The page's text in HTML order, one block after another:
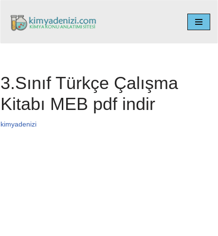
İçeriğe
3.Sınıf Türkçe Çalışma
Kitabı MEB pdf indir
kimyadenizi